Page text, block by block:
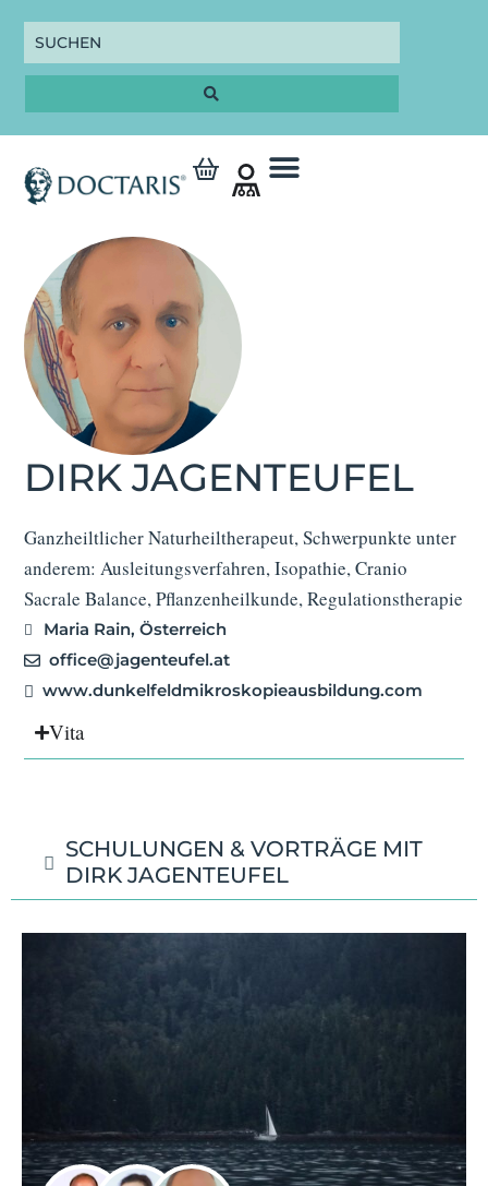
DIRK JAGENTEUFEL
Ganzheiltlicher Naturheiltherapeut, Schwerpunkte unter
anderem: Ausleitungsverfahren, Isopathie, Cranio
Sacrale Balance, Pflanzenheilkunde, Regulationstherapie
Maria Rain, Österreich
office@jagenteufel.at
www.dunkelfeldmikroskopieausbildung.com
Vita
SCHULUNGEN & VORTRÄGE MIT
DIRK JAGENTEUFEL